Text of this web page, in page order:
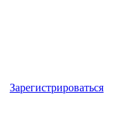
Зарегистрироваться